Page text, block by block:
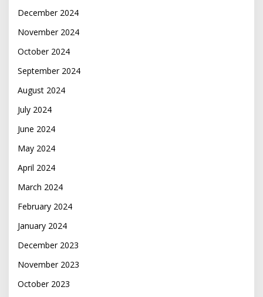
December 2024
November 2024
October 2024
September 2024
August 2024
July 2024
June 2024
May 2024
April 2024
March 2024
February 2024
January 2024
December 2023
November 2023
October 2023